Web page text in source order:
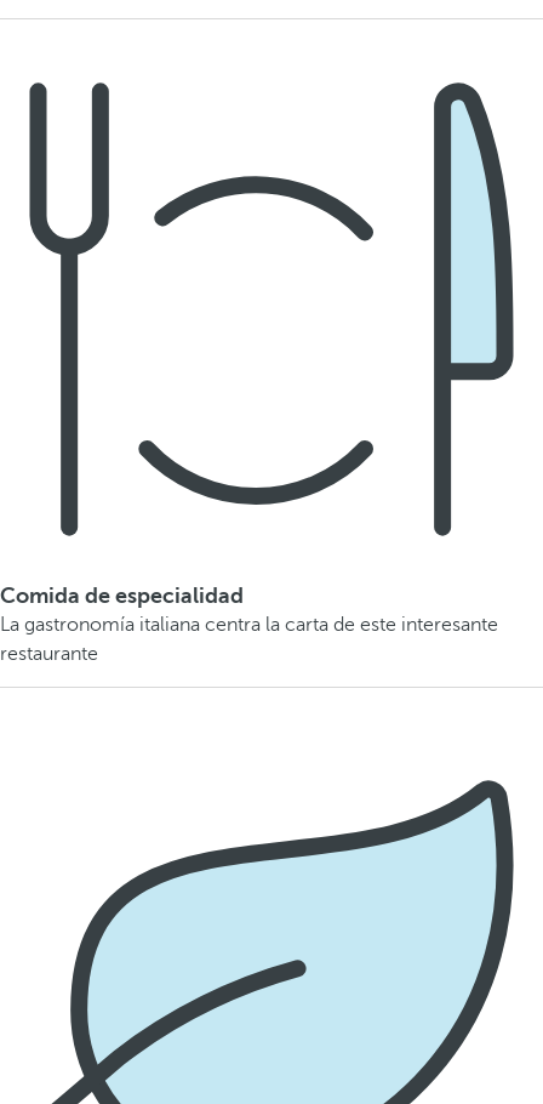
Comida de especialidad
La gastronomía italiana centra la carta de este interesante
restaurante